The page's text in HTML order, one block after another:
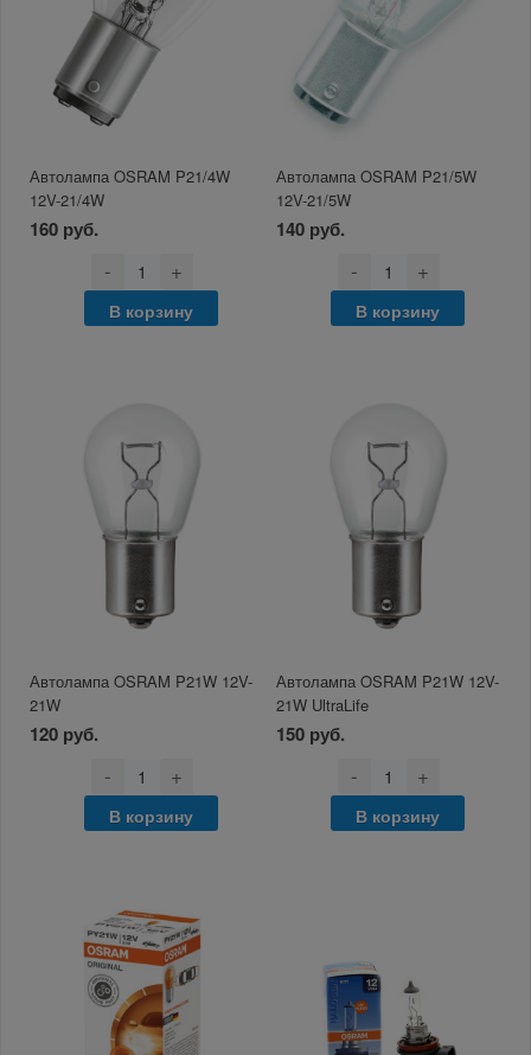
Автолампа OSRAM P21/4W
12V-21/4W
160 руб.
- +
В корзину
Автолампа OSRAM P21/5W
12V-21/5W
140 руб.
- +
В корзину
Автолампа OSRAM P21W 12V-
21W
120 руб.
- +
В корзину
Автолампа OSRAM P21W 12V-
21W UltraLife
150 руб.
- +
В корзину